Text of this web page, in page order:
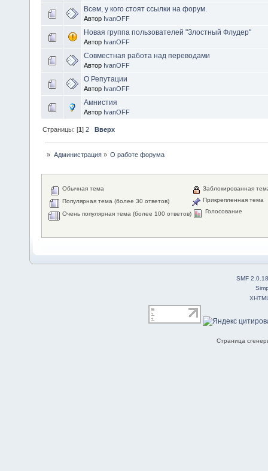
Всем, у кого стоят ссылки на форум.
Автор IvanOFF
Новая группа пользователей "Злостный Флудер"
Автор IvanOFF
Совместная работа над переводами
Автор IvanOFF
О Репутации
Автор IvanOFF
Амнистия
Автор IvanOFF
Страницы: [1]2 Вверх
» Администрация» О работе форума
Обычная тема
Популярная тема (более 30 ответов)
Очень популярная тема (более 100 ответов)
Заблокированная
Прикрепленная тема
Голосование
SMF 2.0.18
Страница